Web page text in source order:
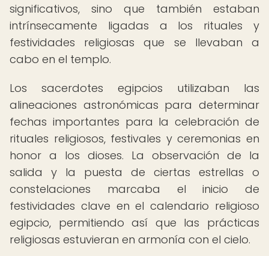
significativos, sino que también estaban
intrínsecamente ligadas a los rituales y
festividades religiosas que se llevaban a
cabo en el templo.
Los sacerdotes egipcios utilizaban las
alineaciones astronómicas para determinar
fechas importantes para la celebración de
rituales religiosos, festivales y ceremonias en
honor a los dioses. La observación de la
salida y la puesta de ciertas estrellas o
constelaciones marcaba el inicio de
festividades clave en el calendario religioso
egipcio, permitiendo así que las prácticas
religiosas estuvieran en armonía con el cielo.